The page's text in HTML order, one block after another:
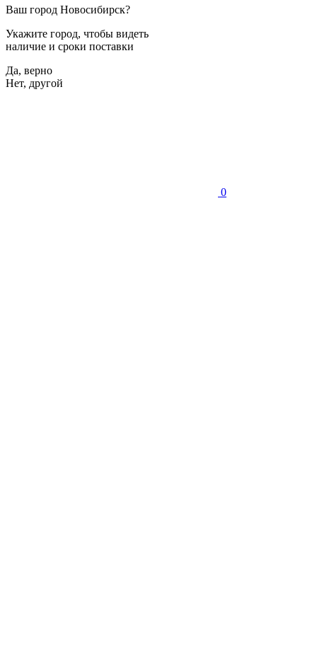
Ваш город Новосибирск?
Укажите город, чтобы видеть
наличие и сроки поставки
Да, верно
Нет, другой
0